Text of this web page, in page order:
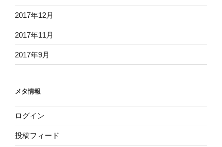
2017年12月
2017年11月
2017年9月
メタ情報
ログイン
投稿フィード